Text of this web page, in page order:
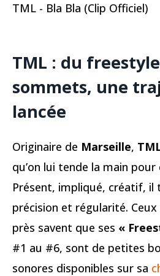
TML - Bla Bla (Clip Officiel)
TML : du
sommets, une
lancée
Originaire de Marseille,
qu’on lui tende la main
Présent, impliqué, créatif, il
précision et régularité.
près savent que ses «
#1 au #6, sont de petites
sonores disponibles sur sa